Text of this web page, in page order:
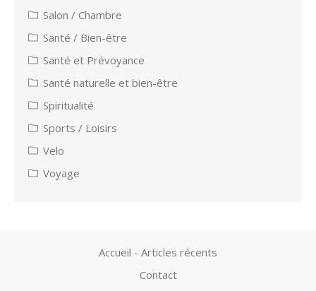
Salon / Chambre
Santé / Bien-être
Santé et Prévoyance
Santé naturelle et bien-être
Spiritualité
Sports / Loisirs
Velo
Voyage
Accueil - Articles récents
Contact